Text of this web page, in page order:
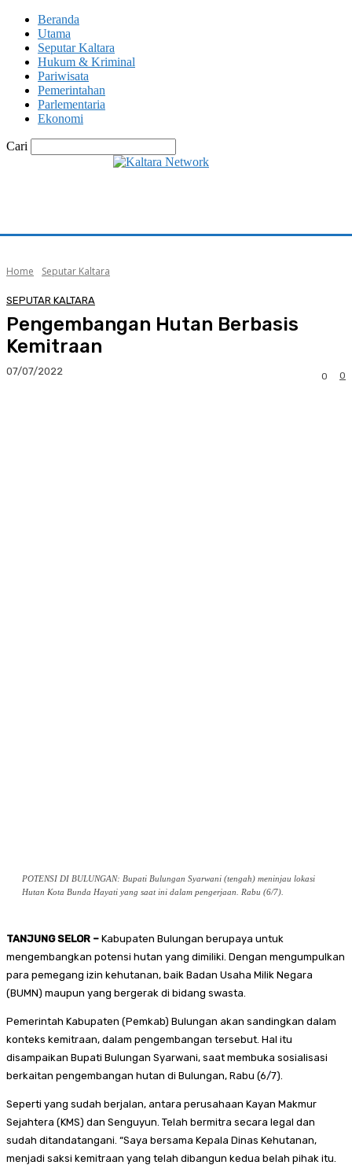
Beranda
Utama
Seputar Kaltara
Hukum & Kriminal
Pariwisata
Pemerintahan
Parlementaria
Ekonomi
Cari
Home Seputar Kaltara
SEPUTAR KALTARA
Pengembangan Hutan Berbasis
Kemitraan
07/07/2022 0
0
POTENSI DI BULUNGAN: Bupati Bulungan Syarwani (tengah) meninjau lokasi
Hutan Kota Bunda Hayati yang saat ini dalam pengerjaan. Rabu (6/7).
TANJUNG SELOR – Kabupaten Bulungan berupaya untuk
mengembangkan potensi hutan yang dimiliki. Dengan mengumpulkan
para pemegang izin kehutanan, baik Badan Usaha Milik Negara
(BUMN) maupun yang bergerak di bidang swasta.
Pemerintah Kabupaten (Pemkab) Bulungan akan sandingkan dalam
konteks kemitraan, dalam pengembangan tersebut. Hal itu
disampaikan Bupati Bulungan Syarwani, saat membuka sosialisasi
berkaitan pengembangan hutan di Bulungan, Rabu (6/7).
Seperti yang sudah berjalan, antara perusahaan Kayan Makmur
Sejahtera (KMS) dan Senguyun. Telah bermitra secara legal dan
sudah ditandatangani. “Saya bersama Kepala Dinas Kehutanan,
menjadi saksi kemitraan yang telah dibangun kedua belah pihak itu.